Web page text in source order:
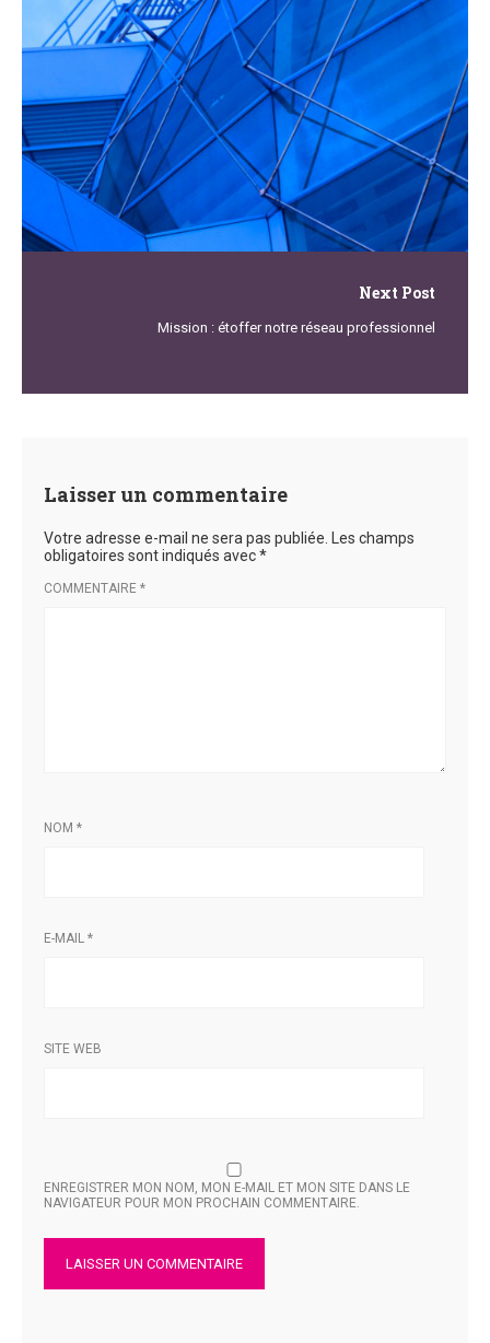
Next Post
Mission : étoffer notre réseau professionnel
Laisser un commentaire
Votre adresse e-mail ne sera pas publiée. Les champs
obligatoires sont indiqués avec*
COMMENTAIRE *
NOM *
E-MAIL *
SITE WEB
ENREGISTRER MON NOM, MON E-MAIL ET MON SITE DANS LE
NAVIGATEUR POUR MON PROCHAIN COMMENTAIRE.